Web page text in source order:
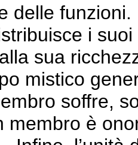
delle
i
sua
mistico
soffre,
membro è